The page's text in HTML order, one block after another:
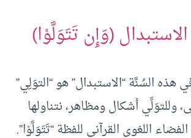
(وَإِن تَتَوَلَّوْا)
هذه السُنَّة “الاستبدال” هو “التوَلِي”
وللتوَلِّي أشكال ومظاهر، نتناولها
اللغوي القرآني للفظة “تَتَوَلَّوْا”.